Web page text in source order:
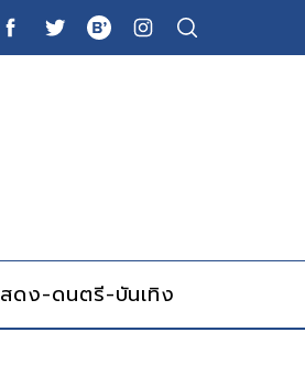
ดง-ดนตรี-บันเทิง